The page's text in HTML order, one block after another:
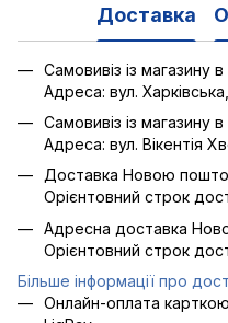
Доставка
Самовивіз із
Адреса: вул.
Самовивіз із магазину
Адреса: вул. Вікентія
Доставка Новою
Орієнтовний строк
Адресна доставка
Орієнтовний строк
Більше інформації про
Онлайн-оплата